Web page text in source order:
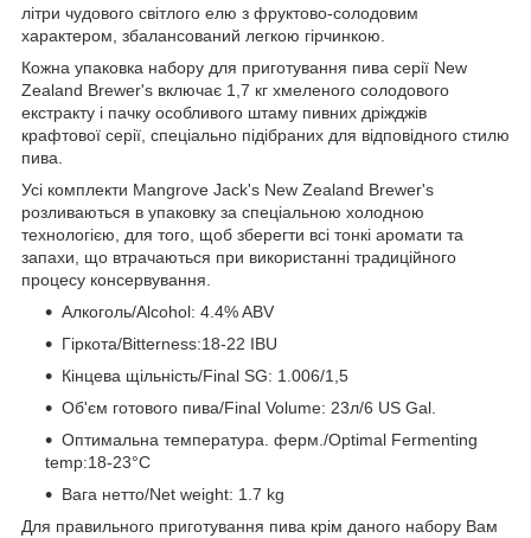
літри чудового світлого елю з фруктово-солодовим
характером, збалансований легкою гірчинкою.
Кожна упаковка набору для приготування пива серії New
Zealand Brewer's включає 1,7 кг хмеленого солодового
екстракту і пачку особливого штаму пивних дріжджів
крафтової серії, спеціально підібраних для відповідного стилю
пива.
Усі комплекти Mangrove Jack's New Zealand Brewer's
розливаються в упаковку за спеціальною холодною
технологією, для того, щоб зберегти всі тонкі аромати та
запахи, що втрачаються при використанні традиційного
процесу консервування.
Алкоголь/Alcohol: 4.4% ABV
Гіркота/Bitterness:18-22 IBU
Кінцева щільність/Final SG: 1.006/1,5
Об'єм готового пива/Final Volume: 23л/6 US Gal.
Оптимальна температура. ферм./Optimal Fermenting
temp:18-23°C
Вага нетто/Net weight: 1.7 kg
Для правильного приготування пива крім даного набору Вам